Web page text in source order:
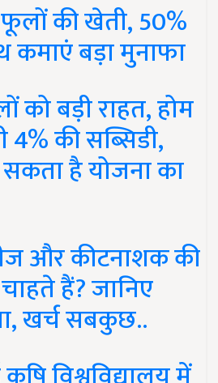
की खेती, 50%
कमाएं बड़ा मुनाफा
को बड़ी राहत, होम
की सब्सिडी,
है योजना का
और कीटनाशक की
हैं? जानिए
खर्च सबकुछ..